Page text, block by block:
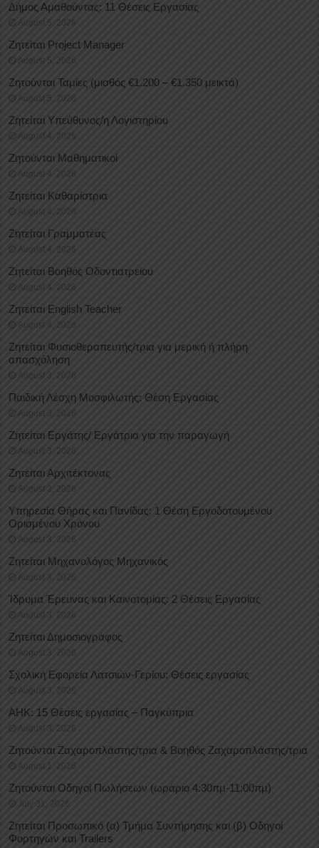
Δήμος Αμαθούντας: 11 Θέσεις Εργασίας
August 5, 2026
Ζητείται Project Manager
August 5, 2026
Ζητούνται Ταμίες (μισθός €1.200 – €1.350 μεικτά)
August 5, 2026
Ζητείται Υπεύθυνος/η Λογιστηρίου
August 4, 2026
Ζητούνται Μαθηματικοί
August 4, 2026
Ζητείται Καθαρίστρια
August 4, 2026
Ζητείται Γραμματέας
August 4, 2026
Ζητείται Βοηθός Οδοντιατρείου
August 4, 2026
Ζητείται English Teacher
August 4, 2026
Ζητείται Φυσιοθεραπευτής/τρια για μερική ή πλήρη
απασχόληση
August 3, 2026
Παιδική Λέσχη Μοσφιλωτής: Θέση Εργασίας
August 3, 2026
Ζητείται Εργάτης/ Εργάτρια για την παραγωγή
August 3, 2026
Ζητείται Αρχιτέκτονας
August 3, 2026
Υπηρεσία Θήρας και Πανίδας: 1 Θέση Eργοδοτουμένου
Oρισμένου Xρόνου
August 3, 2026
Ζητείται Μηχανολόγος Μηχανικός
August 3, 2026
Ίδρυμα Έρευνας και Καινοτομίας: 2 Θέσεις Εργασίας
August 3, 2026
Ζητείται Δημοσιογράφος
August 3, 2026
Σχολική Εφορεία Λατσιών-Γερίου: Θέσεις εργασίας
August 3, 2026
ΑΗΚ: 15 Θέσεις εργασίας – Παγκύπρια
August 3, 2026
Ζητούνται Ζαχαροπλάστης/τρια & Βοηθός Ζαχαροπλάστης/τρια
August 1, 2026
Ζητούνται Οδηγοί Πωλήσεων (ωράριο 4:30πμ-11:00πμ)
July 31, 2026
Ζητείται Προσωπικό (α) Τμήμα Συντήρησης και (β) Οδηγοί
Φορτηγών και Trailers